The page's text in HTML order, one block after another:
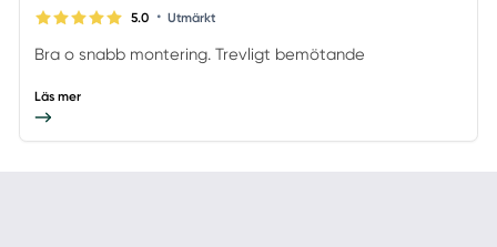
5.0 • Utmärkt
Bra o snabb montering. Trevligt bemötande
Läs mer